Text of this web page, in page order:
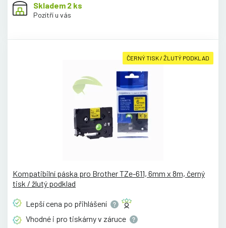
Skladem 2 ks
Pozítří u vás
ČERNÝ TISK / ŽLUTÝ PODKLAD
Kompatibilní páska pro Brother TZe-611, 6mm x 8m, černý
tisk / žlutý podklad
Lepší cena po přihlášení
Vhodné i pro tiskárny v záruce